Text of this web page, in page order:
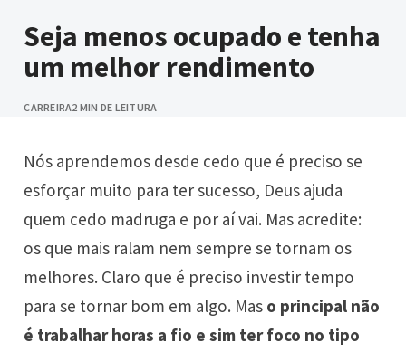
Seja menos ocupado e tenha
um melhor rendimento
CARREIRA2 MIN DE LEITURA
Nós aprendemos desde cedo que é preciso se
esforçar muito para ter sucesso, Deus ajuda
quem cedo madruga e por aí vai. Mas acredite:
os que mais ralam nem sempre se tornam os
melhores. Claro que é preciso investir tempo
para se tornar bom em algo. Mas o principal não
é trabalhar horas a fio e sim ter foco no tipo